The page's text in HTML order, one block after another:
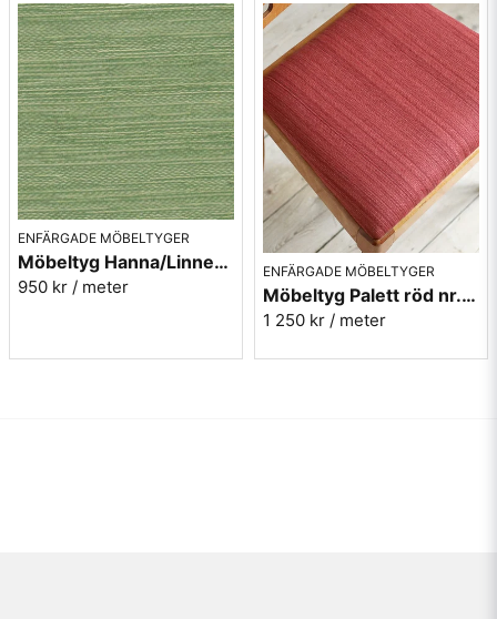
ENFÄRGADE MÖBELTYGER
Möbeltyg Hanna/Linnea grön melerad nr.75 - Carl Malmstens-kvalitet
950 kr / meter
ENFÄRGADE MÖBELTYGER
Möbeltyg Palett röd nr.30 - Carl Malmstens-kvalitet
1 250 kr / meter